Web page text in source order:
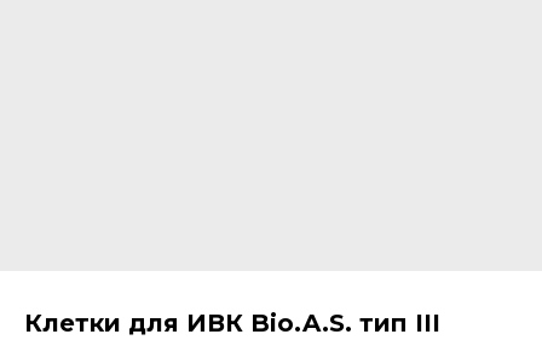
Клетки для ИВК Bio.A.S. тип III